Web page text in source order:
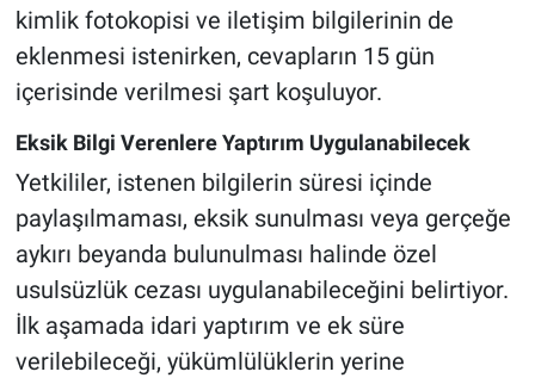
kimlik fotokopisi ve iletişim bilgilerinin de
eklenmesi istenirken, cevapların 15 gün
içerisinde verilmesi şart koşuluyor.
Eksik Bilgi Verenlere Yaptırım Uygulanabilecek
Yetkililer, istenen bilgilerin süresi içinde
paylaşılmaması, eksik sunulması veya gerçeğe
aykırı beyanda bulunulması halinde özel
usulsüzlük cezası uygulanabileceğini belirtiyor.
İlk aşamada idari yaptırım ve ek süre
verilebileceği, yükümlülüklerin yerine